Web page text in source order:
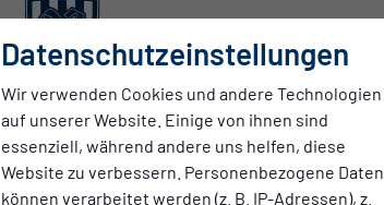
Datenschutzeinstellungen
Wir verwenden Cookies und andere Technologien
auf unserer Website. Einige von ihnen sind
essenziell, während andere uns helfen, diese
Website zu verbessern. Personenbezogene Daten
können verarbeitet werden (z. B. IP-Adressen), z.
03
Erste Herren